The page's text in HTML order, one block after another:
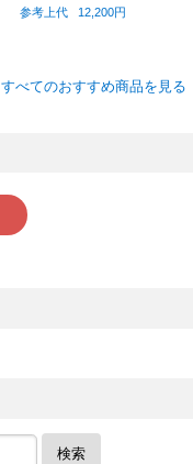
参考上代
12,200円
すべてのおすすめ商品を見る
検索